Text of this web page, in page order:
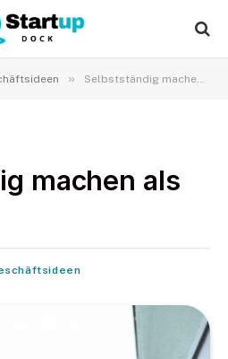
» Selbstständig machen als Friseur
machen als